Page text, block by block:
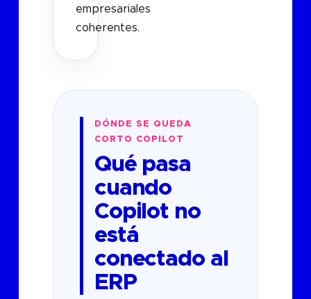
empresariales
coherentes.
DÓNDE SE QUEDA
CORTO COPILOT
Qué pasa
cuando
Copilot no
está
conectado al
ERP